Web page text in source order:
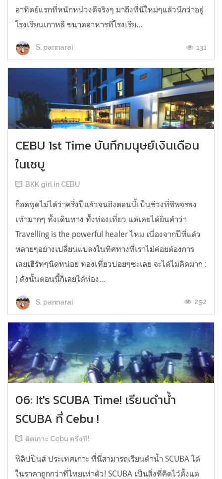
อาทิตย์แรกที่หนักหน่วงดีจริงๆ มาถึงที่นี่ใหม่ๆแล้วนึกว่าอยู่
โรงเรียนเกาหลี ขนาดอาหารที่โรงเรีย...
S. pannarai 131
CEBU 1st Time บันทึกมนุษย์เงินเดือน
ในเซบู
BKK girl in CEBU
ก็อดพูดไม่ได้ว่าครึ่งปีแล้วจนถึงตอนนี้เป็นช่วงที่ชีพจรลง
เท้ามากๆ ทั้งเดินทาง ทั้งท่องเที่ยว แต่เคยได้ยินคำว่า
Travelling is the powerful healer ไหม เนื่องจากปีที่แล้ว
หลายๆอย่างเปลี่ยนแปลงในทิศทางที่เราไม่ค่อยต้องการ
เลยเฮิร์ทๆนิดหน่อย ท่องเที่ยวบ่อยๆซะเลย จะได้ไม่คิดมาก :
) ดังนั้นตอนนี้ก็เลยได้ท่อง...
S. pannarai 292
06: It's SCUBA Time! เรียนดำน้ำ
SCUBA ที่ Cebu !
ติดเกาะ Cebu ครึ่งปี!
ฟิลิปปินส์ ประเทศเกาะ ที่นี่สามารถเรียนดำน้ำ SCUBA ได้
ในราคาถูกกว่าที่ไทยเท่าตัว! SCUBA เป็นสิ่งที่คิดไว้ตั้งแต่